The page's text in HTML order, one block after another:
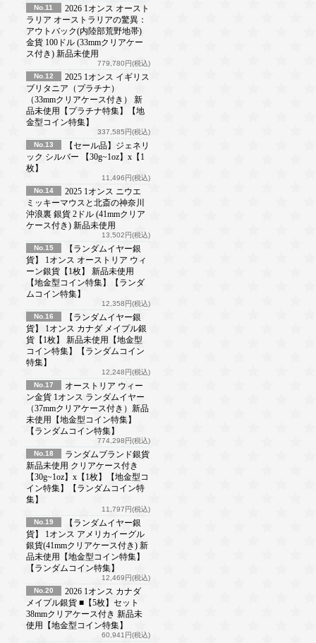
No.11
2026 1オンス オースト
ラリア オーストラリアの驚異：
アウトバック(内陸部荒野地帯)
金貨 100ドル (33mmクリアケー
ス付き) 新品未使用
779,780円(税込)
No.12
2025 1オンス イギリス
ブリタニア（プラチナ）
（33mmクリアケース付き） 新
品未使用【プラチナ特集】【地
金型コイン特集】
337,585円(税込)
No.13
【セール品】ジェネリ
ック シルバー 【30g~1oz】x【1
枚】
11,496円(税込)
No.14
2025 1オンス ニウエ
ミッキーマウスと北斎の神奈川
沖浪裏 銀貨 2ドル (41mmクリア
ケース付き) 新品未使用
13,502円(税込)
No.15
【ランダムイヤー銀
貨】 1オンス オーストリア ウィ
ーン銀貨【1枚】 新品未使用
【地金型コイン特集】【ランダ
ムコイン特集】
12,358円(税込)
No.16
【ランダムイヤー銀
貨】 1オンス カナダ メイプル銀
貨【1枚】 新品未使用【地金型
コイン特集】【ランダムコイン
特集】
12,248円(税込)
No.17
オーストリア ウィー
ン金貨 1オンス ランダムイヤー
（37mmクリアケース付き）新品
未使用【地金型コイン特集】
【ランダムコイン特集】
774,298円(税込)
No.18
ランダムブランド銀貨
新品未使用 クリアケース付き
【30g~1oz】x【1枚】【地金型コ
イン特集】【ランダムコイン特
集】
11,797円(税込)
No.19
【ランダムイヤー銀
貨】 1オンス アメリカイーグル
銀貨(41mmクリアケース付き) 新
品未使用【地金型コイン特集】
【ランダムコイン特集】
12,469円(税込)
No.20
2026 1オンス カナダ
メイプル銀貨 ■【5枚】セット
38mmクリアケース付き 新品未
使用【地金型コイン特集】
60,941円(税込)